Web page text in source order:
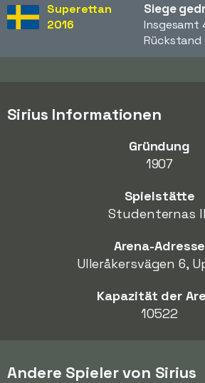
Superettan
2016
Siege
Insgesamt
Sirius Informationen
Gründung
1907
Spielstätte
Studenternas
Arena-Adresse
Ulleråkersvägen 6,
Kapazität der
10522
Andere Spieler von Sirius